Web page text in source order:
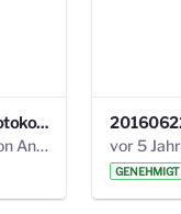
20160928 Protokoll 17. Steuerungskreis.pdf
vor 5 Jahren von Anni Schlumberger
GENEHMIGT